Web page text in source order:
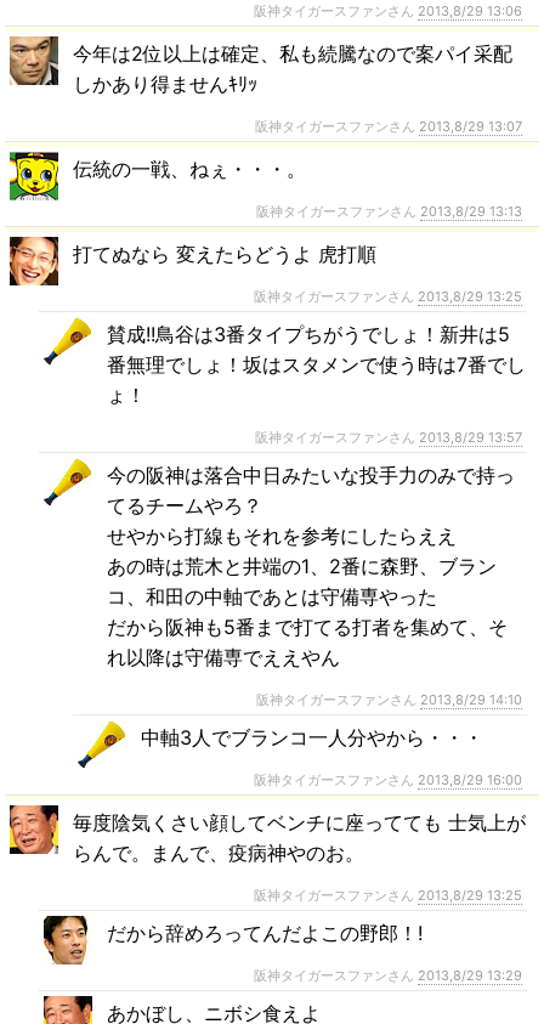
阪神タイガースファンさん 2013,8/29 13:06
今年は2位以上は確定、私も続騰なので案パイ采配
しかあり得ませんｷﾘｯ
阪神タイガースファンさん 2013,8/29 13:07
伝統の一戦、ねぇ・・・。
阪神タイガースファンさん 2013,8/29 13:13
打てぬなら 変えたらどうよ 虎打順
阪神タイガースファンさん 2013,8/29 13:25
賛成!!鳥谷は3番タイプちがうでしょ！新井は5
番無理でしょ！坂はスタメンで使う時は7番でし
ょ！
阪神タイガースファンさん 2013,8/29 13:57
今の阪神は落合中日みたいな投手力のみで持っ
てるチームやろ？
せやから打線もそれを参考にしたらええ
あの時は荒木と井端の1、2番に森野、ブラン
コ、和田の中軸であとは守備専やった
だから阪神も5番まで打てる打者を集めて、そ
れ以降は守備専でええやん
阪神タイガースファンさん 2013,8/29 14:10
中軸3人でブランコ一人分やから・・・
阪神タイガースファンさん 2013,8/29 16:00
毎度陰気くさい顔してベンチに座ってても 士気上が
らんで。まんで、疫病神やのお。
阪神タイガースファンさん 2013,8/29 13:25
だから辞めろってんだよこの野郎！!
阪神タイガースファンさん 2013,8/29 13:29
あかぼし、ニボシ食えよ